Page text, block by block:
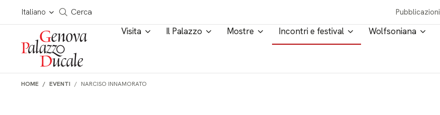
Salta al contenuto
Italiano
Cerca in tutto il sito
Cerca Pubblicazioni
Visita Il Palazzo Mostre Incontri e festival Wolfsoniana
HOME EVENTI NARCISO INNAMORATO